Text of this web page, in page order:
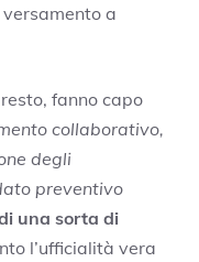
a
fanno capo
collaborativo,
degli
preventivo
una sorta di
l’ufficialità vera